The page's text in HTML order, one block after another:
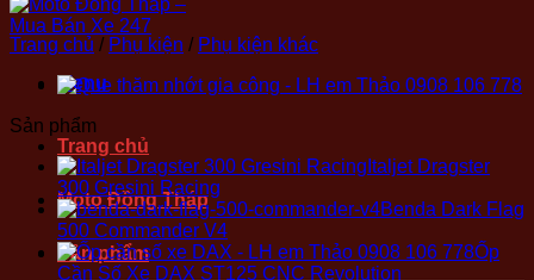
Menu
Trang chủ
Moto Đồng Tháp
Sản phẩm
Trang chủ / Phụ kiện / Phụ kiện khác
Sản phẩm
Italjet Dragster
300 Gresini Racing
Benda Dark Flag
500 Commander V4
Ốp
Cần Số Xe DAX ST125 CNC Revolution